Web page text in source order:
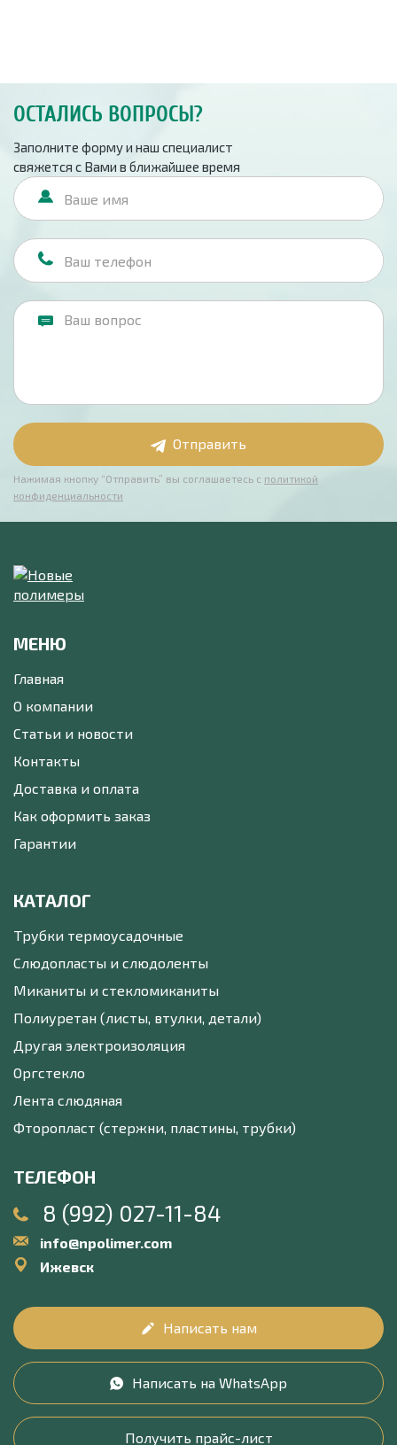
ОСТАЛИСЬ ВОПРОСЫ?
Заполните форму и наш специалист
свяжется с Вами в ближайшее время
Отправить
Нажимая кнопку “Отправить” вы соглашаетесь с политикой
конфиденциальности
МЕНЮ
Главная
О компании
Статьи и новости
Контакты
Доставка и оплата
Как оформить заказ
Гарантии
КАТАЛОГ
Трубки термоусадочные
Слюдопласты и слюдоленты
Миканиты и стекломиканиты
Полиуретан (листы, втулки, детали)
Другая электроизоляция
Оргстекло
Лента слюдяная
Фторопласт (стержни, пластины, трубки)
ТЕЛЕФОН
8 (992) 027-11-84
info@npolimer.com
Ижевск
Написать нам
Написать на WhatsApp
Получить прайс-лист